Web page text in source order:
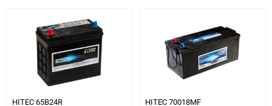
HITEC 65B24R HITEC 70018MF